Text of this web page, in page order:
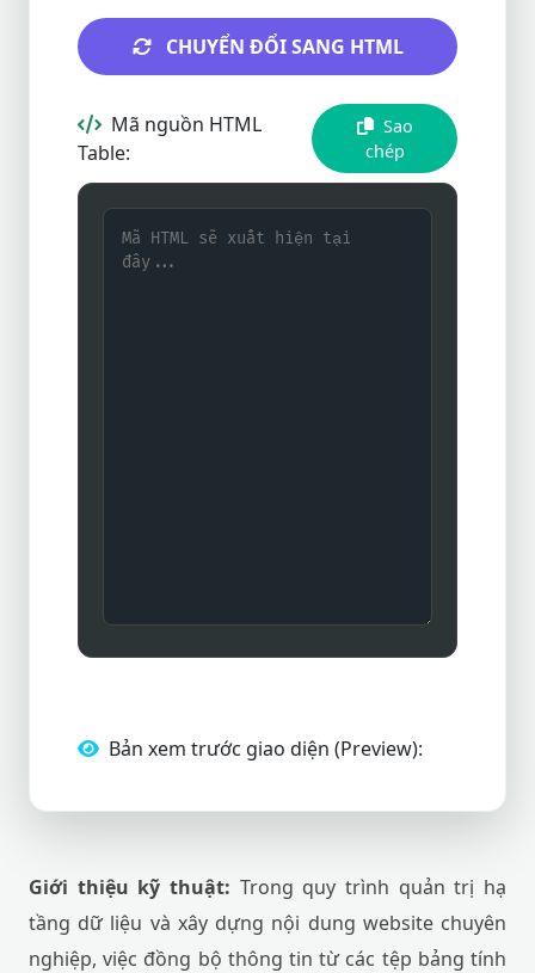
CHUYỂN ĐỔI SANG HTML
Mã nguồn HTML
Table:
Sao
chép
Bản xem trước giao diện (Preview):
Giới thiệu kỹ thuật: Trong quy trình quản trị hạ
tầng dữ liệu và xây dựng nội dung website chuyên
nghiệp, việc đồng bộ thông tin từ các tệp bảng tính